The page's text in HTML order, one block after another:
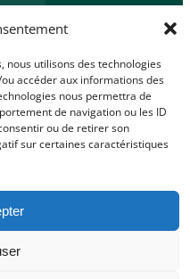
nous utilisons des technologies
accéder aux informations des
nous permettra de
de navigation ou les ID
ou de retirer son
sur certaines caractéristiques
de 14h à